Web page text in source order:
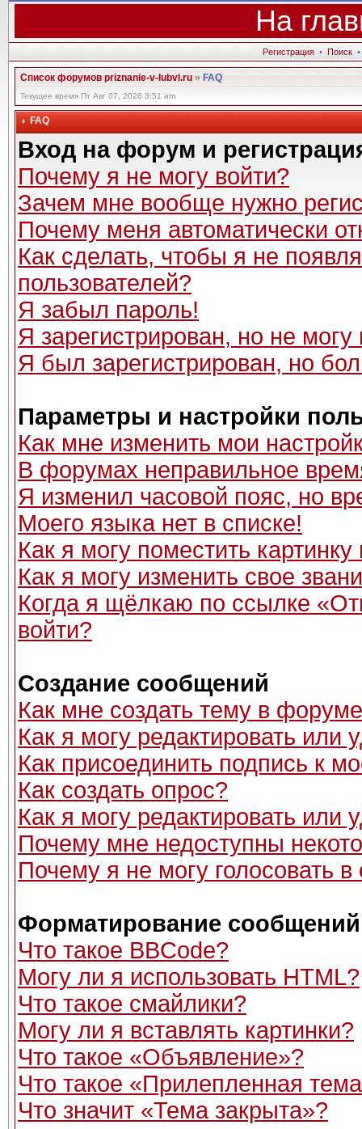
На
Регистрация • Поиск •
Список форумов priznanie-v-lubvi.ru»FAQ
Текущее время Пт Авг 07, 2026 3:51 am
FAQ
Вход на форум и
Почему я не могу войти?
Зачем мне вообще нужно
Почему меня автоматически
Как сделать, чтобы я не
пользователей?
Я забыл пароль!
Я зарегистрирован, но не могу
Я был зарегистрирован, но
Параметры и настройки
Как мне изменить мои
В форумах неправильное
Я изменил часовой пояс, но
Моего языка нет в списке!
Как я могу поместить
Как я могу изменить свое
Когда я щёлкаю по ссылке
войти?
Создание сообщений
Как мне создать тему в
Как я могу редактировать или
Как присоединить подпись к
Как создать опрос?
Как я могу редактировать или
Почему мне недоступны
Почему я не могу голосовать в
Форматирование
Что такое BBCode?
Могу ли я использовать HTML?
Что такое смайлики?
Могу ли я вставлять картинки?
Что такое «Объявление»?
Что такое «Прилепленная
Что значит «Тема закрыта»?